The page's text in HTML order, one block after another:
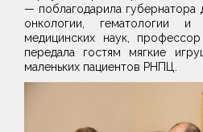
— поблагодарила
онкологии, гематологии и
медицинских наук,
передала гостям мягкие
маленьких пациентов РНПЦ.